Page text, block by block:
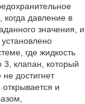
когда давление в
значения, и
где жидкость
3, клапан, который
достигнет
и